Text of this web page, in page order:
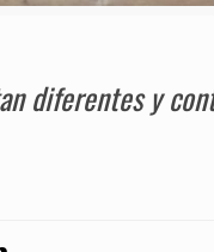
diferentes y